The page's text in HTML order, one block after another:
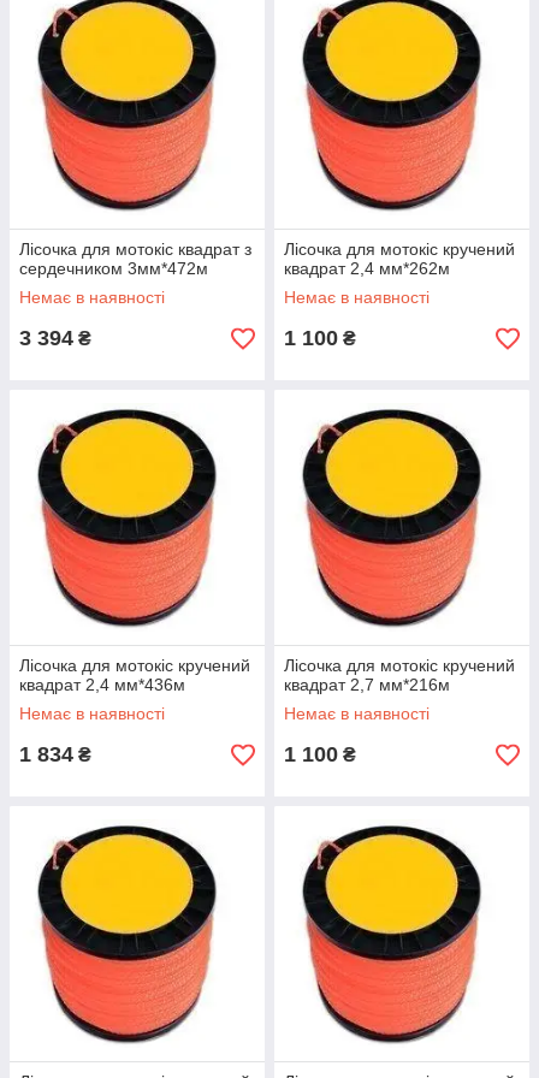
Лісочка для мотокіс квадрат з
сердечником 3мм*472м
Немає в наявності
3 394 ₴
Лісочка для мотокіс кручений
квадрат 2,4 мм*262м
Немає в наявності
1 100 ₴
Лісочка для мотокіс кручений
квадрат 2,4 мм*436м
Немає в наявності
1 834 ₴
Лісочка для мотокіс кручений
квадрат 2,7 мм*216м
Немає в наявності
1 100 ₴